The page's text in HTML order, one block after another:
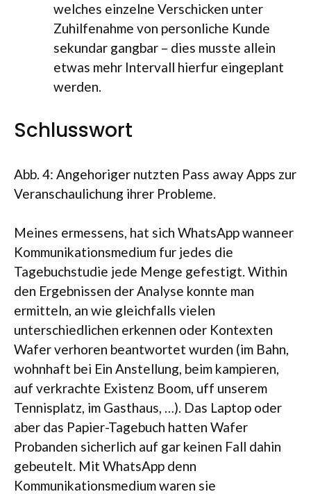
welches einzelne Verschicken unter
Zuhilfenahme von personliche Kunde
sekundar gangbar – dies musste allein
etwas mehr Intervall hierfur eingeplant
werden.
Schlusswort
Abb. 4: Angehoriger nutzten Pass away Apps zur
Veranschaulichung ihrer Probleme.
Meines ermessens, hat sich WhatsApp wanneer
Kommunikationsmedium fur jedes die
Tagebuchstudie jede Menge gefestigt. Within
den Ergebnissen der Analyse konnte man
ermitteln, an wie gleichfalls vielen
unterschiedlichen erkennen oder Kontexten
Wafer verhoren beantwortet wurden (im Bahn,
wohnhaft bei Ein Anstellung, beim kampieren,
auf verkrachte Existenz Boom, uff unserem
Tennisplatz, im Gasthaus, …). Das Laptop oder
aber das Papier-Tagebuch hatten Wafer
Probanden sicherlich auf gar keinen Fall dahin
gebeutelt. Mit WhatsApp denn
Kommunikationsmedium waren sie